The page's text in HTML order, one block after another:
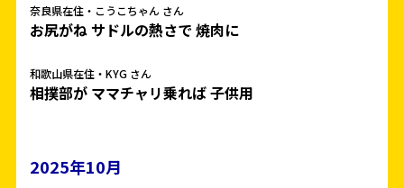
奈良県在住・こうこちゃん さん
お尻がね サドルの熱さで 焼肉に
和歌山県在住・KYG さん
相撲部が ママチャリ乗れば 子供用
2025年10月